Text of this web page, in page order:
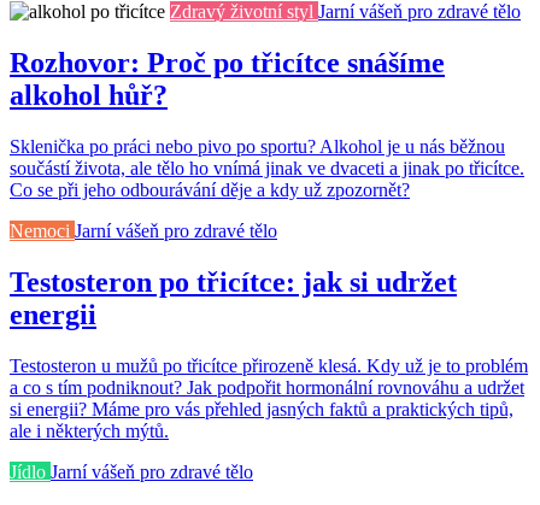
Zdravý životní styl Jarní vášeň pro zdravé tělo
Rozhovor: Proč po třicítce snášíme
alkohol hůř?
Sklenička po práci nebo pivo po sportu? Alkohol je u nás běžnou
součástí života, ale tělo ho vnímá jinak ve dvaceti a jinak po třicítce.
Co se při jeho odbourávání děje a kdy už zpozornět?
Nemoci Jarní vášeň pro zdravé tělo
Testosteron po třicítce: jak si udržet
energii
Testosteron u mužů po třicítce přirozeně klesá. Kdy už je to problém
a co s tím podniknout? Jak podpořit hormonální rovnováhu a udržet
si energii? Máme pro vás přehled jasných faktů a praktických tipů,
ale i některých mýtů.
Jídlo Jarní vášeň pro zdravé tělo